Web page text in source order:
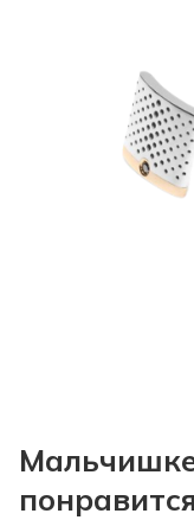
понравится